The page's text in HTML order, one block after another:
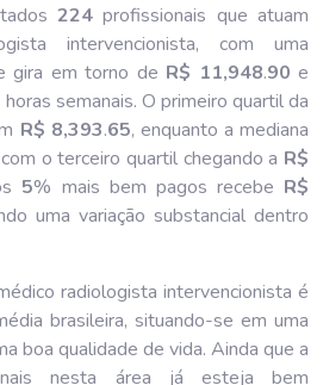
224 profissionais que atuam
intervencionista, com uma
gira em torno de R$ 11,948.90 e
horas semanais. O primeiro quartil da
R$ 8,393.65, enquanto a mediana
o terceiro quartil chegando a R$
5% mais bem pagos recebe R$
uma variação substancial dentro
radiologista intervencionista é
brasileira, situando-se em uma
boa qualidade de vida. Ainda que a
nesta área já esteja bem